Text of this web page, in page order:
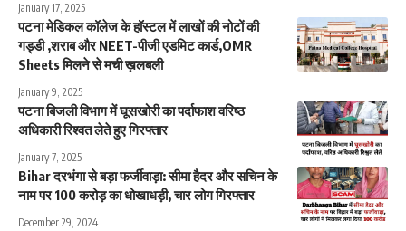
January 17, 2025
पटना मेडिकल कॉलेज के हॉस्टल में लाखों की नोटों की
गड्डी ,शराब और NEET-पीजी एडमिट कार्ड,OMR
Sheets मिलने से मची ख़लबली
January 9, 2025
पटना बिजली विभाग में घूसखोरी का पर्दाफाश वरिष्ठ
अधिकारी रिश्वत लेते हुए गिरफ्तार
January 7, 2025
Bihar दरभंगा से बड़ा फर्जीवाड़ा: सीमा हैदर और सचिन के
नाम पर 100 करोड़ का धोखाधड़ी, चार लोग गिरफ्तार
December 29, 2024